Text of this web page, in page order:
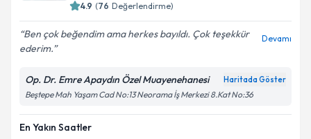
4.9 (76 Değerlendirme)
Ben çok beğendim ama herkes bayıldı. Çok teşekkür
ederim.
Devamı
Op. Dr. Emre Apaydın Özel Muayenehanesi Haritada Göster
Beştepe Mah Yaşam Cad No:13 Neorama İş Merkezi 8.Kat No:36
En Yakın Saatler